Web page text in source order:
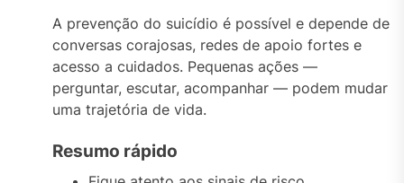
A prevenção do suicídio é possível e depende de
conversas corajosas, redes de apoio fortes e
acesso a cuidados. Pequenas ações —
perguntar, escutar, acompanhar — podem mudar
uma trajetória de vida.
Resumo rápido